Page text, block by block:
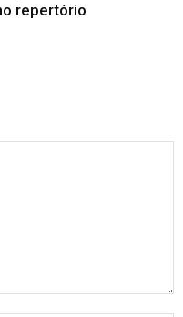
repertório